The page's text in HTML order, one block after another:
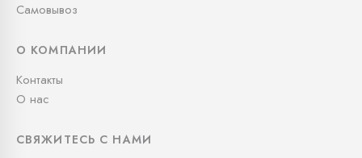
Самовывоз
О КОМПАНИИ
Контакты
О нас
СВЯЖИТЕСЬ С НАМИ